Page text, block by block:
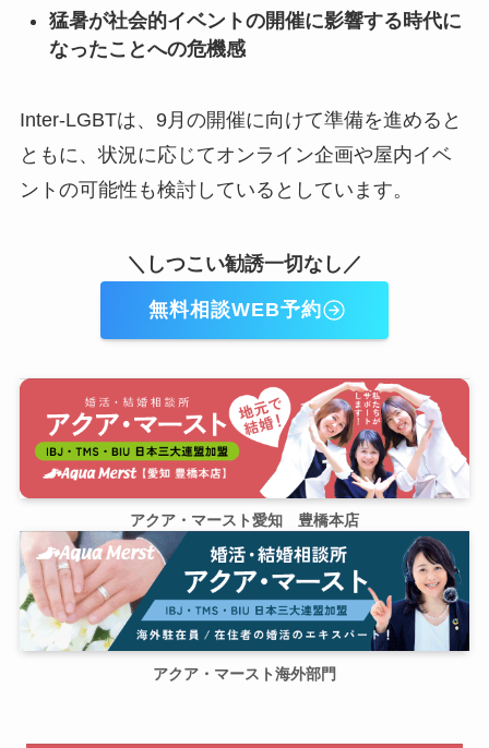
猛暑が社会的イベントの開催に影響する時代に
なったことへの危機感
Inter-LGBTは、9月の開催に向けて準備を進めると
ともに、状況に応じてオンライン企画や屋内イベ
ントの可能性も検討しているとしています。
＼しつこい勧誘一切なし／
無料相談WEB予約
アクア・マースト愛知 豊橋本店
アクア・マースト海外部門